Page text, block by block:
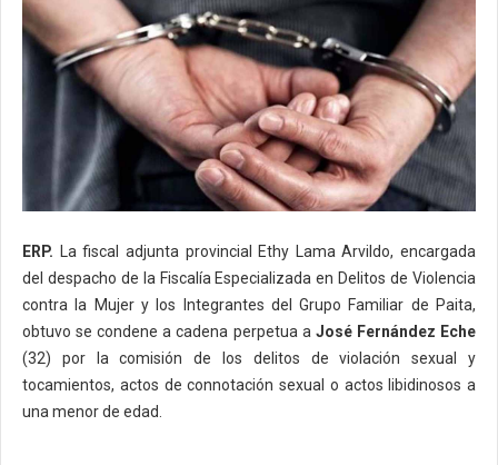
ERP. La fiscal adjunta provincial Ethy Lama Arvildo, encargada
del despacho de la Fiscalía Especializada en Delitos de Violencia
contra la Mujer y los Integrantes del Grupo Familiar de Paita,
obtuvo se condene a cadena perpetua a José Fernández Eche
(32) por la comisión de los delitos de violación sexual y
tocamientos, actos de connotación sexual o actos libidinosos a
una menor de edad.